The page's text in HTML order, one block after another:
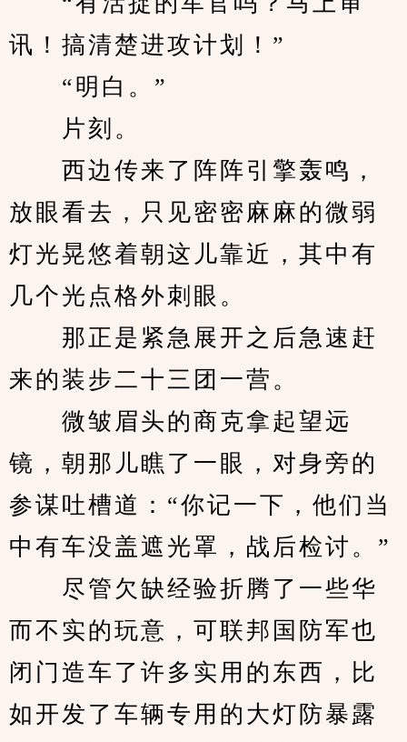
讯！搞清楚进攻计划！”
“明白。”
片刻。
西边传来了阵阵引擎轰鸣，
放眼看去，只见密密麻麻的微弱
灯光晃悠着朝这儿靠近，其中有
几个光点格外刺眼。
那正是紧急展开之后急速赶
来的装步二十三团一营。
微皱眉头的商克拿起望远
镜，朝那儿瞧了一眼，对身旁的
参谋吐槽道：“你记一下，他们当
中有车没盖遮光罩，战后检讨。”
尽管欠缺经验折腾了一些华
而不实的玩意，可联邦国防军也
闭门造车了许多实用的东西，比
如开发了车辆专用的大灯防暴露